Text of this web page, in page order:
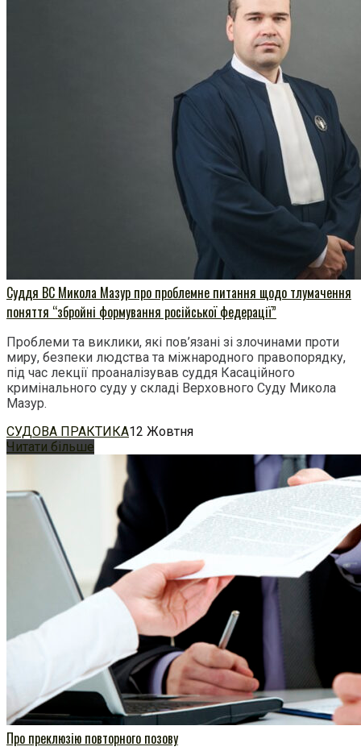
Суддя ВС Микола Мазур про проблемне питання щодо тлумачення
поняття “збройні формування російської федерації”
Проблеми та виклики, які пов’язані зі злочинами проти
миру, безпеки людства та міжнародного правопорядку,
під час лекції проаналізував суддя Касаційного
кримінального суду у складі Верховного Суду Микола
Мазур.
СУДОВА ПРАКТИКА12 Жовтня
Читати більше
Про преклюзію повторного позову